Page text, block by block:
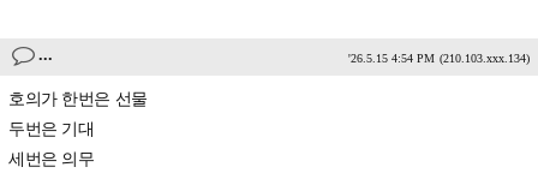
... '26.5.15 4:54 PM (210.103.xxx.134)
호의가 한번은 선물
두번은 기대
세번은 의무